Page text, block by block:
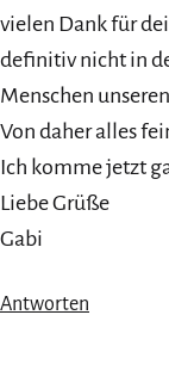
vielen Dank für
definitiv nicht in
Menschen
Von daher alles
Ich komme jetzt
Liebe Grüße
Gabi
Antworten